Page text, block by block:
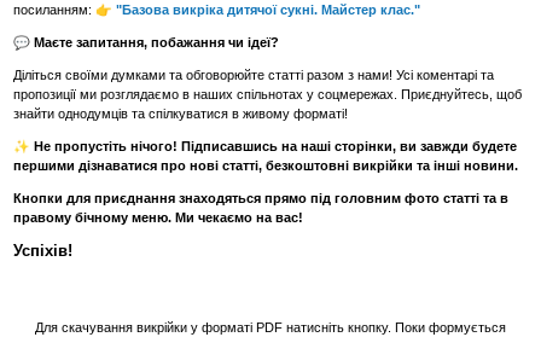
посиланням: 👉"Базова викріка дитячої сукні. Майстер клас."
💬 Маєте запитання, побажання чи ідеї?
Діліться своїми думками та обговорюйте статті разом з нами! Усі коментарі та
пропозиції ми розглядаємо в наших спільнотах у соцмережах. Приєднуйтесь, щоб
знайти однодумців та спілкуватися в живому форматі!
✨ Не пропустіть нічого! Підписавшись на наші сторінки, ви завжди будете
першими дізнаватися про нові статті, безкоштовні викрійки та інші новини.
Кнопки для приєднання знаходяться прямо під головним фото статті та в
правому бічному меню. Ми чекаємо на вас!
Успіхів!
Для скачування викрійки у форматі PDF натисніть кнопку. Поки формується